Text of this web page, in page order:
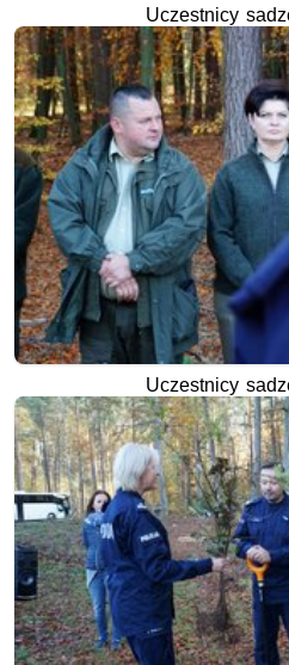
Uczestnicy
Uczestnicy